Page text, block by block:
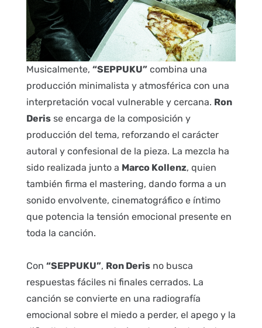
Musicalmente, “SEPPUKU”combina una
producción minimalista y atmosférica con una
interpretación vocal vulnerable y cercana. Ron
Derisse encarga de la composición y
producción del tema, reforzando el carácter
autoral y confesional de la pieza. La mezcla ha
sido realizada junto a Marco Kollenz, quien
también firma el mastering, dando forma a un
sonido envolvente, cinematográfico e íntimo
que potencia la tensión emocional presente en
toda la canción.
Con “SEPPUKU”, Ron Derisno busca
respuestas fáciles ni finales cerrados. La
canción se convierte en una radiografía
emocional sobre el miedo a perder, el apego y la